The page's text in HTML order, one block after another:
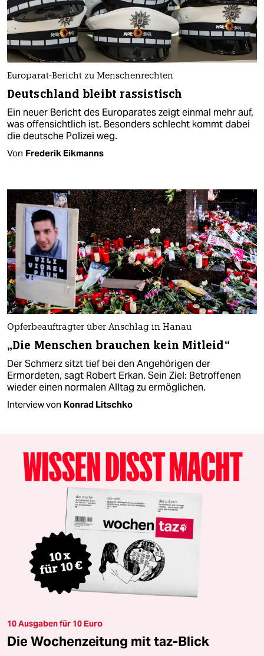
Europarat-Bericht zu Menschenrechten
Deutschland bleibt rassistisch
Ein neuer Bericht des Europarates zeigt einmal mehr auf,
was offensichtlich ist. Besonders schlecht kommt dabei
die deutsche Polizei weg.
Von Frederik Eikmanns
Opferbeauftragter über Anschlag in Hanau
„Die Menschen brauchen kein Mitleid“
Der Schmerz sitzt tief bei den Angehörigen der
Ermordeten, sagt Robert Erkan. Sein Ziel: Betroffenen
wieder einen normalen Alltag zu ermöglichen.
Interview von Konrad Litschko
10 Ausgaben für 10 Euro
Die Wochenzeitung mit taz-Blick